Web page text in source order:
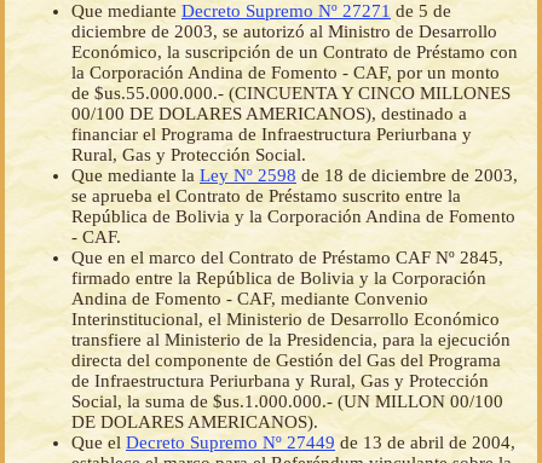
Que mediante Decreto Supremo Nº 27271 de 5 de
diciembre de 2003, se autorizó al Ministro de Desarrollo
Económico, la suscripción de un Contrato de Préstamo con
la Corporación Andina de Fomento - CAF, por un monto
de $us.55.000.000.- (CINCUENTA Y CINCO MILLONES
00/100 DE DOLARES AMERICANOS), destinado a
financiar el Programa de Infraestructura Periurbana y
Rural, Gas y Protección Social.
Que mediante la Ley Nº 2598 de 18 de diciembre de 2003,
se aprueba el Contrato de Préstamo suscrito entre la
República de Bolivia y la Corporación Andina de Fomento
- CAF.
Que en el marco del Contrato de Préstamo CAF Nº 2845,
firmado entre la República de Bolivia y la Corporación
Andina de Fomento - CAF, mediante Convenio
Interinstitucional, el Ministerio de Desarrollo Económico
transfiere al Ministerio de la Presidencia, para la ejecución
directa del componente de Gestión del Gas del Programa
de Infraestructura Periurbana y Rural, Gas y Protección
Social, la suma de $us.1.000.000.- (UN MILLON 00/100
DE DOLARES AMERICANOS).
Que el Decreto Supremo Nº 27449 de 13 de abril de 2004,